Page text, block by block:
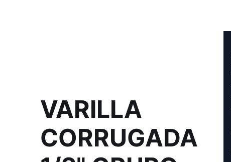
VARILLA
CORRUGADA